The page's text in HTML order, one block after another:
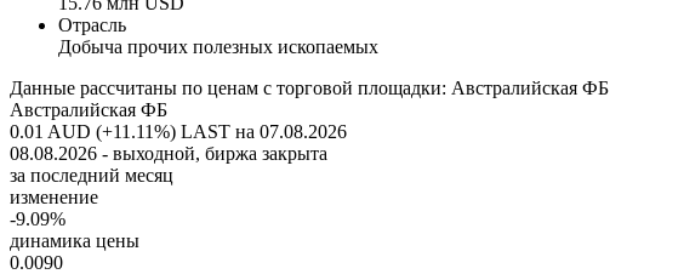
Отрасль
Добыча прочих полезных ископаемых
Данные рассчитаны по ценам с торговой площадки: Австралийская ФБ
Австралийская ФБ
0.01 AUD (+11.11%) LAST на 07.08.2026
08.08.2026 - выходной, биржа закрыта
за последний месяц
изменение
-9.09%
динамика цены
0.0090